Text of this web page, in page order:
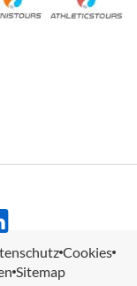
Cookies
Sitemap